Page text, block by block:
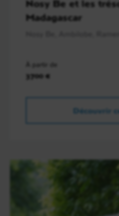
Nosy Be et les
Madagascar
À partir de
3700 €
Découvrir